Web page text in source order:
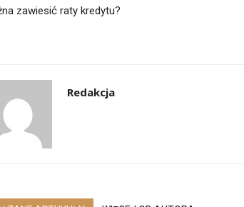
zawiesić raty kredytu?
Redakcja